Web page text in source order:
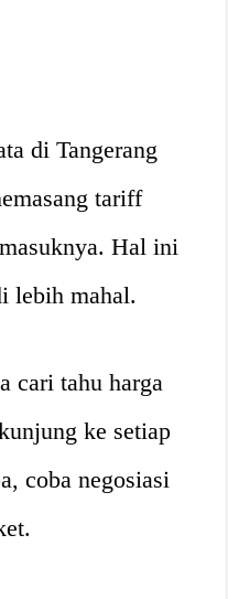
di Tangerang
tariff
Hal ini
lebih mahal.
cari tahu harga
ke setiap
coba negosiasi